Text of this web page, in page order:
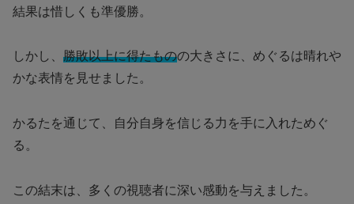
結果は惜しくも準優勝。
しかし、 勝敗以上に得たものの大きさに、めぐるは晴れや
かな表情を見せました。
かるたを通じて、自分自身を信じる力を手に入れためぐ
る。
この結末は、多くの視聴者に深い感動を与えました。